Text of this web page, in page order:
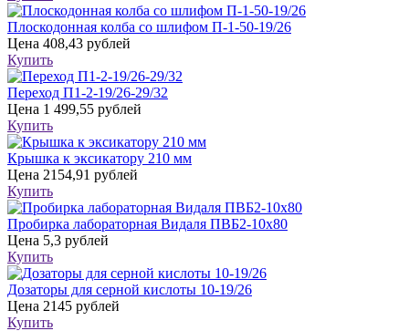
Плоскодонная колба со шлифом П-1-50-19/26
Цена 408,43 рублей
Купить
Переход П1-2-19/26-29/32
Цена 1 499,55 рублей
Купить
Крышка к эксикатору 210 мм
Цена 2154,91 рублей
Купить
Пробирка лабораторная Видаля ПВБ2-10х80
Цена 5,3 рублей
Купить
Дозаторы для серной кислоты 10-19/26
Цена 2145 рублей
Купить